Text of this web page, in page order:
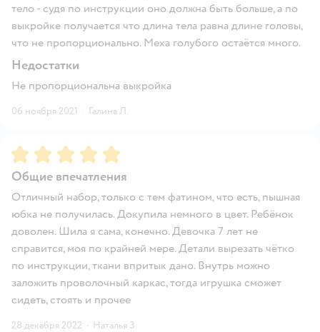
тело - судя по инструкции оно должна быть больше, а по
выкройке получается что длина тела равна длине головы,
что не пропорционально. Меха голубого остаётся много.
Недостатки
Не пропорциональна выкройка
06 ноября 2021 · Галина Л.
Рейтинг:5
Общие впечатления
Отличный набор, только с тем фатином, что есть, пышная
юбка не получилась. Докупила немного в цвет. Ребёнок
доволен. Шила я сама, конечно. Девочка 7 лет не
справится, моя по крайней мере. Детали вырезать чётко
по инструкции, ткани впритык дано. Внутрь можно
заложить проволочный каркас, тогда игрушка сможет
сидеть, стоять и прочее
28 декабря 2022 · Наталья З.